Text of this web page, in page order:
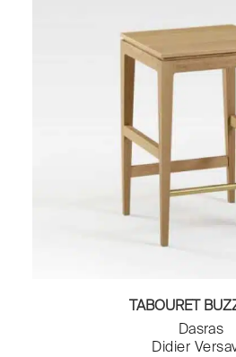
TABOURET
Dasras
Didier